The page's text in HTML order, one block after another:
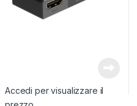
Accedi per visualizzare il